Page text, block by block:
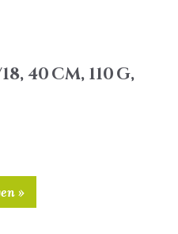
40 CM, 110 G,
»